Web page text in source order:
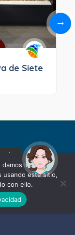
de Siete
la mejor
usando este sitio,
con ello.